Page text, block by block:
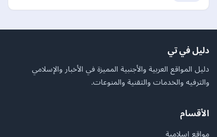
دليل في تي
دليل المواقع العربية والأجنبية المميزة في الأخبار والإسلامي
والترفيه والخدمات والتقنية والمنوعات.
الأقسام
مواقع إسلامية